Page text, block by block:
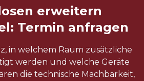
erweitern
Termin anfragen
in welchem Raum zusätzliche
werden und welche Geräte
die technische Machbarkeit,